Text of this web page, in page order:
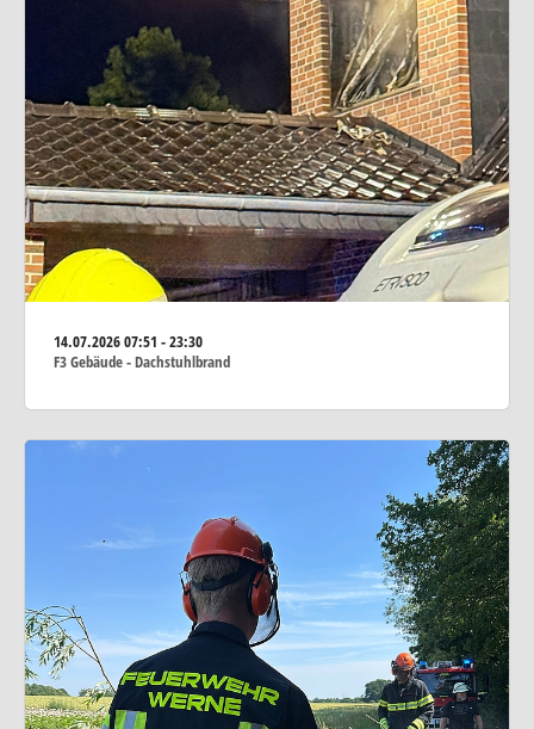
14.07.202607:51 - 23:30
F3 Gebäude - Dachstuhlbrand